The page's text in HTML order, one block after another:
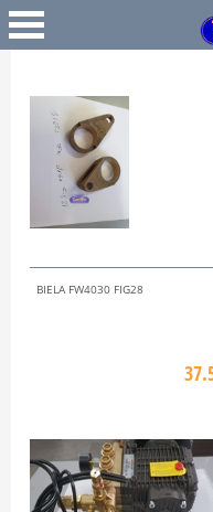
BIELA FW4030 FIG28